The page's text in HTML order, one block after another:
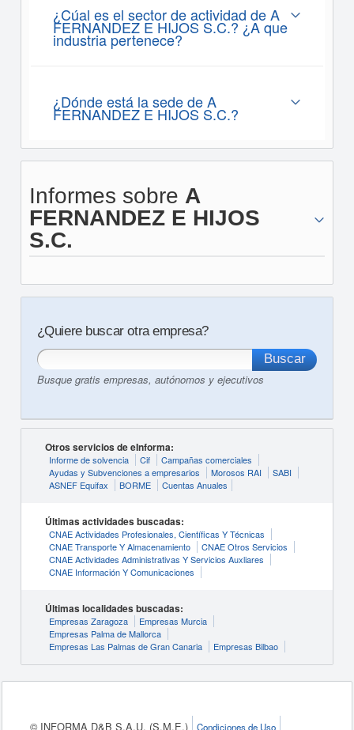
¿Cúal es el sector de actividad de A
FERNANDEZ E HIJOS S.C.? ¿A que
industria pertenece?
¿Dónde está la sede de A
FERNANDEZ E HIJOS S.C.?
Informes sobre A
FERNANDEZ E HIJOS
S.C.
¿Quiere buscar otra empresa?
Busque gratis empresas, autónomos y ejecutivos
Otros servicios de eInforma:
Informe de solvencia Cif
Campañas comerciales
Ayudas y Subvenciones a empresarios
Morosos RAI
SABI
ASNEF Equifax
BORME Cuentas Anuales
Últimas actividades buscadas:
CNAE Actividades Profesionales, Científicas Y Técnicas
CNAE Transporte Y Almacenamiento
CNAE Otros Servicios
CNAE Actividades Administrativas Y Servicios Auxliares
CNAE Información Y Comunicaciones
Últimas localidades buscadas:
Empresas Zaragoza
Empresas Murcia
Empresas Palma de Mallorca
Empresas Las Palmas de Gran Canaria
Empresas Bilbao
© INFORMA D&B S.A.U. (S.M.E.) Condiciones de Uso